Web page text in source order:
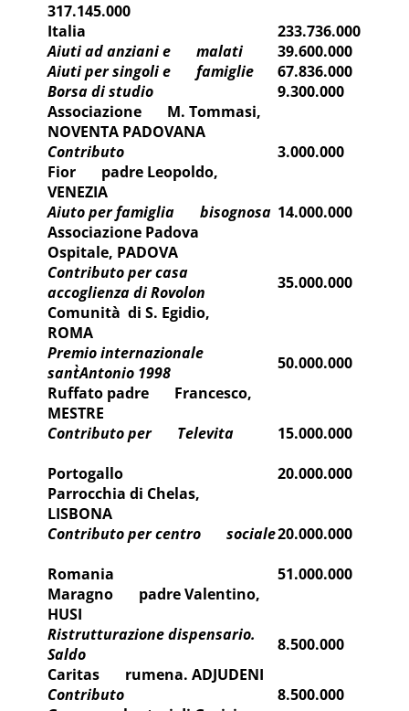
317.145.000
Italia
233.736.000
Aiuti ad anziani e malati
39.600.000
Aiuti per singoli e famiglie
67.836.000
Borsa di studio
9.300.000
Associazione M. Tommasi,
NOVENTA PADOVANA
Contributo
3.000.000
Fior padre Leopoldo,
VENEZIA
Aiuto per famiglia bisognosa 14.000.000
Associazione Padova
Ospitale, PADOVA
Contributo per casa
accoglienza di Rovolon
35.000.000
Comunità di S. Egidio,
ROMA
Premio internazionale
sant`Antonio 1998
50.000.000
Ruffato padre Francesco,
MESTRE
Contributo per Televita
15.000.000
Portogallo
20.000.000
Parrocchia di Chelas,
LISBONA
Contributo per centro sociale20.000.000
Romania
51.000.000
Maragno padre Valentino,
HUSI
Ristrutturazione dispensario.
Saldo
8.500.000
Caritas rumena. ADJUDENI
Contributo
8.500.000